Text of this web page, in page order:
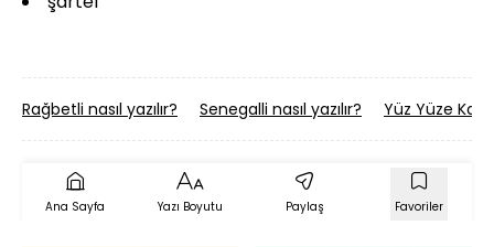
Rağbetli nasıl yazılır? Senegalli nasıl yazılır? Yüz Yüze
Ana Sayfa Yazı Boyutu Paylaş Favoriler